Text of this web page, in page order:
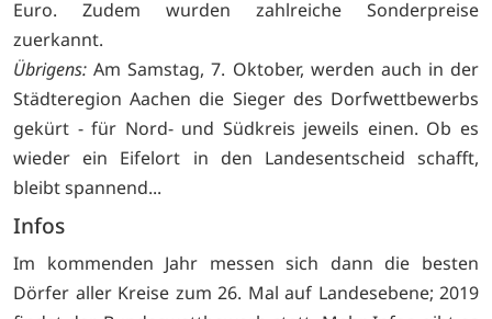
Euro. Zudem wurden zahlreiche Sonderpreise
zuerkannt.
Übrigens: Am Samstag, 7. Oktober, werden auch in der
Städteregion Aachen die Sieger des Dorfwettbewerbs
gekürt - für Nord- und Südkreis jeweils einen. Ob es
wieder ein Eifelort in den Landesentscheid schafft,
bleibt spannend...
Infos
Im kommenden Jahr messen sich dann die besten
Dörfer aller Kreise zum 26. Mal auf Landesebene; 2019